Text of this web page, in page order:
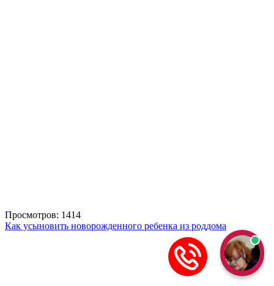
Просмотров: 1414
Как усыновить новорожденного ребенка из роддома